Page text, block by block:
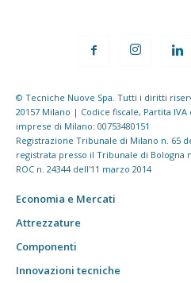
© Tecniche Nuove Spa. Tutti i diritti
20157 Milano | Codice fiscale, Partita
imprese di Milano: 00753480151
Registrazione Tribunale di Milano n. 65
registrata presso il Tribunale di Bologna
ROC n. 24344 dell'11 marzo 2014
Economia e Mercati
Attrezzature
Componenti
Innovazioni tecniche